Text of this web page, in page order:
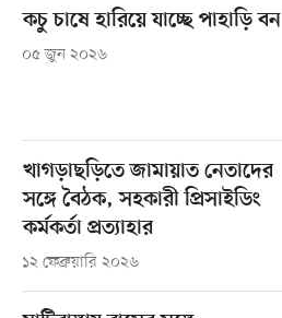
কচু চাষে হারিয়ে যাচ্ছে পাহাড়ি বন
০৫ জুন ২০২৬
খাগড়াছড়িতে জামায়াত নেতাদের
সঙ্গে বৈঠক, সহকারী প্রিসাইডিং
কর্মকর্তা প্রত্যাহার
১২ ফেব্রুয়ারি ২০২৬